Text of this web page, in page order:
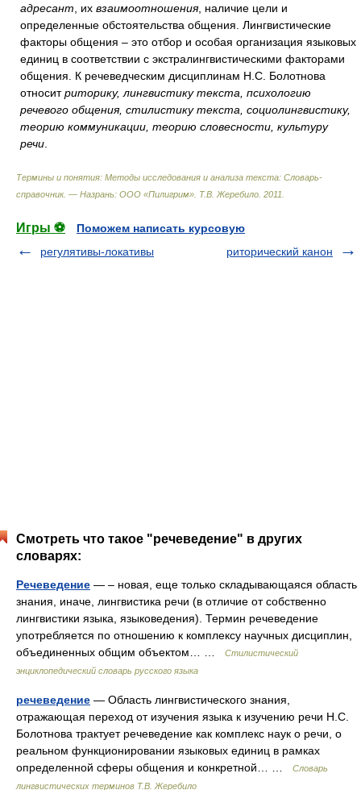
адресант , их взаимоотношения, наличие цели и
определенные обстоятельства общения. Лингвистические
факторы общения – это отбор и особая организация языковых
единиц в соответствии с экстралингвистическими факторами
общения. К речеведческим дисциплинам Н.С. Болотнова
относитриторику, лингвистику текста, психологию
речевого общения, стилистику текста, социолингвистику,
теорию коммуникации, теорию словесности, культуру
речи
Термины и понятия: Методы исследования и анализа текста: Словарь-
справочник. — Назрань: ООО «Пилигрим» Т.В. Жеребило 2011
Игры ⚽
Поможем написать курсовую
регулятивы-локативы
риторический канон
Смотреть что такое "речеведение" в других
словарях:
Речеведение — – новая, еще только складывающаяся область
знания, иначе, лингвистика речи (в отличие от собственно
лингвистики языка, языковедения). Термин речевeдение
употребляется по отношению к комплексу научных дисциплин,
объединенных общим объектом… …
Стилистический
энциклопедический словарь русского языка
речеведение — Область лингвистического знания,
отражающая переход от изучения языка к изучению речи Н.С.
Болотнова трактует речеведение как комплекс наук о речи, о
реальном функционировании языковых единиц в рамках
определенной сферы общения и конкретной… …
Словарь
лингвистических терминов Т.В. Жеребило